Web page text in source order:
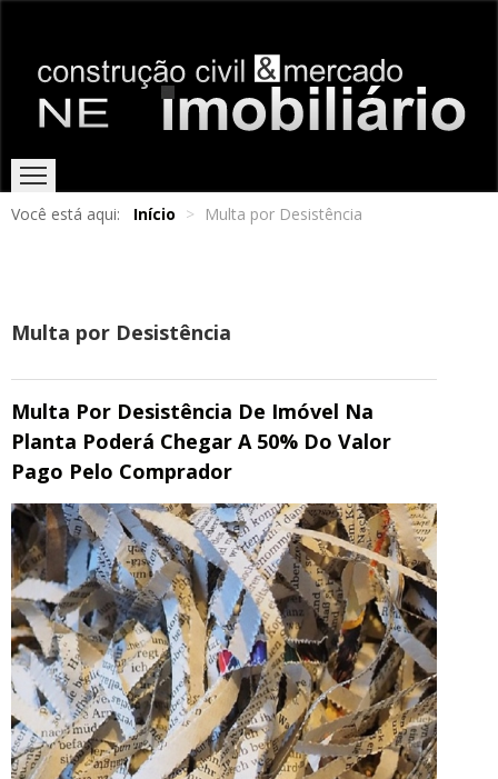
Você está aqui: Início > Multa por Desistência
Multa por Desistência
Multa Por Desistência De Imóvel Na
Planta Poderá Chegar A 50% Do Valor
Pago Pelo Comprador